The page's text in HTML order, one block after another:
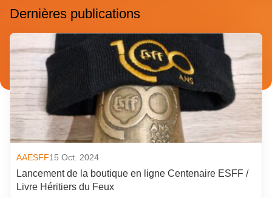
Dernières publications
AAESFF15 Oct. 2024
Lancement de la boutique en ligne Centenaire ESFF /
Livre Héritiers du Feux